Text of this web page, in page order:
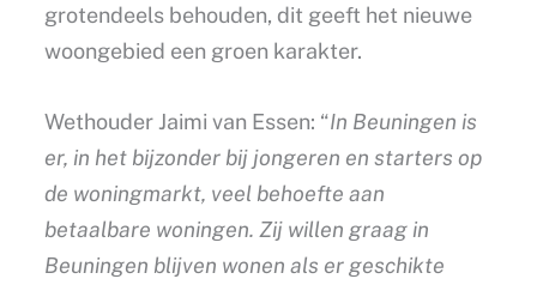
grotendeels behouden, dit geeft het nieuwe
woongebied een groen karakter.
Wethouder Jaimi van Essen: “In Beuningen is
er, in het bijzonder bij jongeren en starters op
de woningmarkt, veel behoefte aan
betaalbare woningen. Zij willen graag in
Beuningen blijven wonen als er geschikte